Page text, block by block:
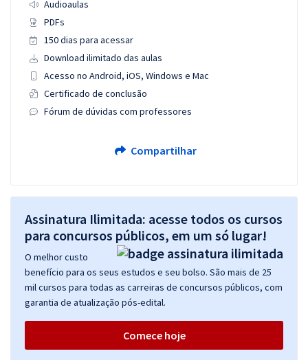
Audioaulas
PDFs
150 dias para acessar
Download ilimitado das aulas
Acesso no Android, iOS, Windows e Mac
Certificado de conclusão
Fórum de dúvidas com professores
Compartilhar
Assinatura Ilimitada: acesse todos os cursos
para concursos públicos, em um só lugar!
O melhor custo
benefício para os seus estudos e seu bolso. São mais de 25
mil cursos para todas as carreiras de concursos públicos, com
garantia de atualização pós-edital.
Comece hoje